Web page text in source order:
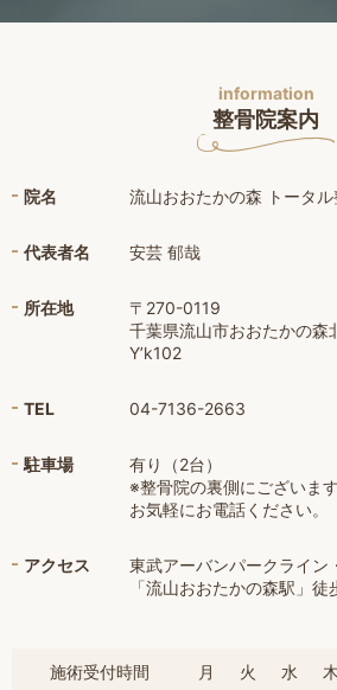
information
整骨院案内
院名 流山おおたかの森 トータル
代表者名 安芸 郁哉
所在地
〒270-0119
千葉県流山市おおたかの
Y’k102
TEL 04-7136-2663
駐車場
有り（2台）
※整骨院の裏側にございま
お気軽にお電話ください。
アクセス
東武アーバンパークライン
「流山おおたかの森駅」徒
施術受付時間 月 火 水 木